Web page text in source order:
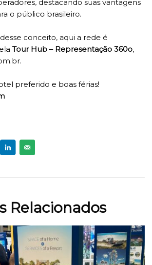
destacando suas vantagens
o público brasileiro.
conceito, aqui a rede é
Tour Hub – Representação 360o,
preferido e boas férias!
Relacionados